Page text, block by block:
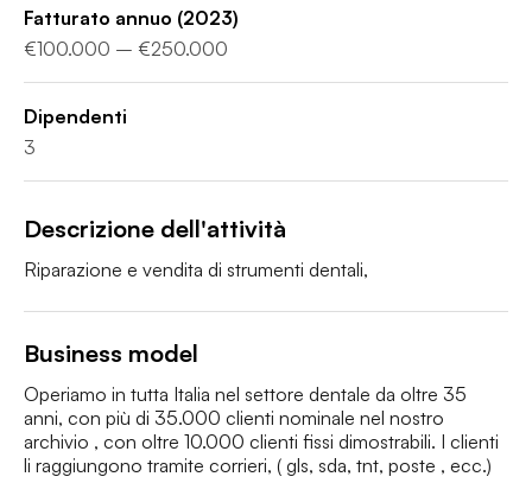
Fatturato annuo (2023)
€100.000 – €250.000
Dipendenti
3
Descrizione dell'attività
Riparazione e vendita di strumenti dentali,
Business model
Operiamo in tutta Italia nel settore dentale da oltre 35
anni, con più di 35.000 clienti nominale nel nostro
archivio , con oltre 10.000 clienti fissi dimostrabili. I clienti
li raggiungono tramite corrieri, ( gls, sda, tnt, poste , ecc.)